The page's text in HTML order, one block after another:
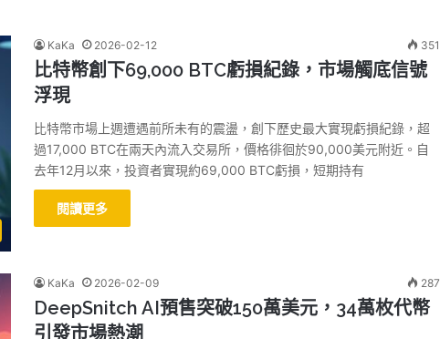
KaKa 2026-02-12 351
比特幣創下69,000 BTC虧損紀錄，市場觸底信號
浮現
比特幣市場上週遭遇前所未有的震盪，創下歷史最大實現虧損紀錄，超
過17,000 BTC在兩天內流入交易所，價格徘徊於90,000美元附近。自
去年12月以來，投資者實現約69,000 BTC虧損，短期持有
閱讀更多
KaKa 2026-02-09 287
DeepSnitch AI預售突破150萬美元，34萬枚代幣
引發市場熱潮